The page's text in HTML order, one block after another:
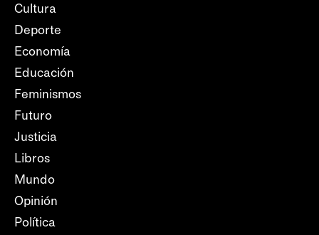
Cultura
Deporte
Economía
Educación
Feminismos
Futuro
Justicia
Libros
Mundo
Opinión
Política